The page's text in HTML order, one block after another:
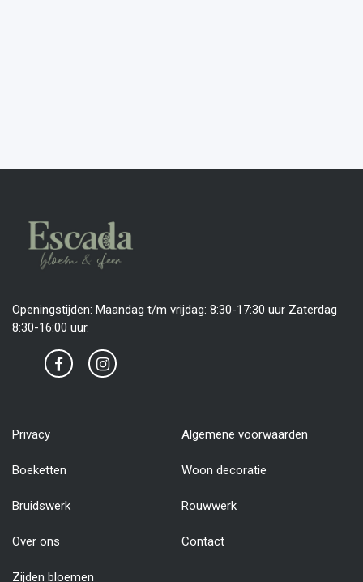
Openingstijden: Maandag t/m vrijdag: 8:30-17:30 uur Zaterdag
8:30-16:00 uur.
Privacy Algemene voorwaarden
Boeketten Woon decoratie
Bruidswerk Rouwwerk
Over ons Contact
Zijden bloemen